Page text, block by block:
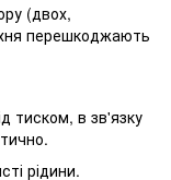
(двох,
перешкоджають
тиском, в зв'язку
рідини.